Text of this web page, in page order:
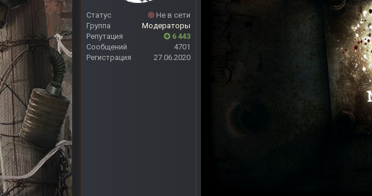
Статус
Не в сети
Группа
Модераторы
Репутация
6 443
Сообщений
4701
Регистрация
27.06.2020